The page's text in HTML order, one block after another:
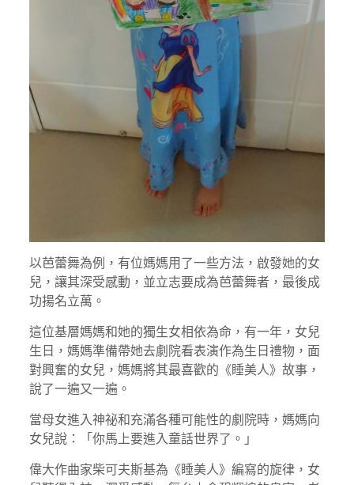
以芭蕾舞為例，有位媽媽用了一些方法，啟發她的女
兒，讓其深受感動，並立志要成為芭蕾舞者，最後成
功揚名立萬。
這位基層媽媽和她的獨生女相依為命，有一年，女兒
生日，媽媽準備帶她去劇院看表演作為生日禮物，面
對興奮的女兒，媽媽將其最喜歡的《睡美人》故事，
說了一遍又一遍。
當母女進入神祕和充滿各種可能性的劇院時，媽媽向
女兒說：「你馬上要進入童話世界了。」
偉大作曲家柴可夫斯基為《睡美人》編寫的旋律，女